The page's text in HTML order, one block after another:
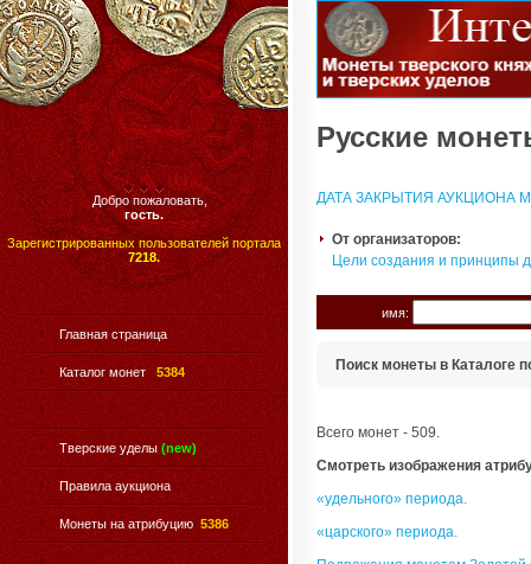
Добро пожаловать,
гость.
Зарегистрированных пользователей портала
7218.
Главная страница
Каталог монет 5384
Тверские уделы (new)
Правила аукциона
Монеты на атрибуцию 5386
Русские
ДАТА ЗАКРЫТИЯ АУКЦИОНА
От организаторов:
Цели создания и принципы
имя:
Поиск монеты в Каталоге
Всего монет - 509.
Смотреть изображения
«удельного» периода.
«царского» периода.